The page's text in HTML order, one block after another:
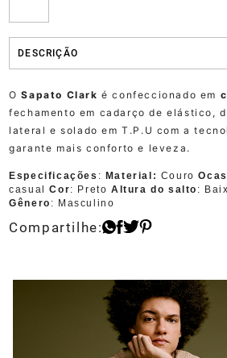
DESCRIÇÃO
OSapato Clark é confeccionado em
fechamento em cadarço de elástico,
lateral e solado em T.P.U com a
garante mais conforto e leveza.
Especificações : Material: Couro
casualCor: PretoAltura do salto :
Gênero : Masculino